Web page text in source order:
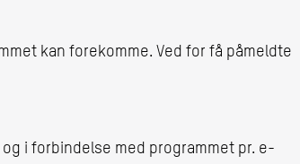
kan forekomme. Ved for få påmeldte
i forbindelse med programmet pr. e-